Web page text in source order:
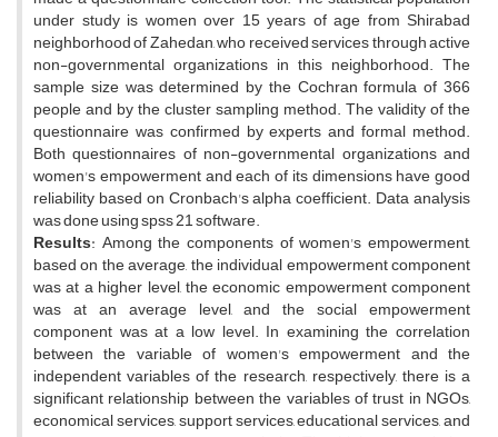
under study is women over 15 years of age from Shirabad
neighborhood of Zahedan, who received services through active
non-governmental organizations in this neighborhood. The
sample size was determined by the Cochran formula of 366
people and by the cluster sampling method. The validity of the
questionnaire was confirmed by experts and formal method.
Both questionnaires of non-governmental organizations and
women's empowerment and each of its dimensions have good
reliability based on Cronbach's alpha coefficient. Data analysis
was done using spss 21 software.
Results: Among the components of women's empowerment,
based on the average, the individual empowerment component
was at a higher level, the economic empowerment component
was at an average level, and the social empowerment
component was at a low level. In examining the correlation
between the variable of women's empowerment and the
independent variables of the research, respectively, there is a
significant relationship between the variables of trust in NGOs,
economical services, support services, educational services, and